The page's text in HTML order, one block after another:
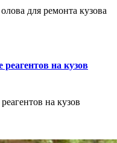
для ремонта кузова
на кузов
на кузов